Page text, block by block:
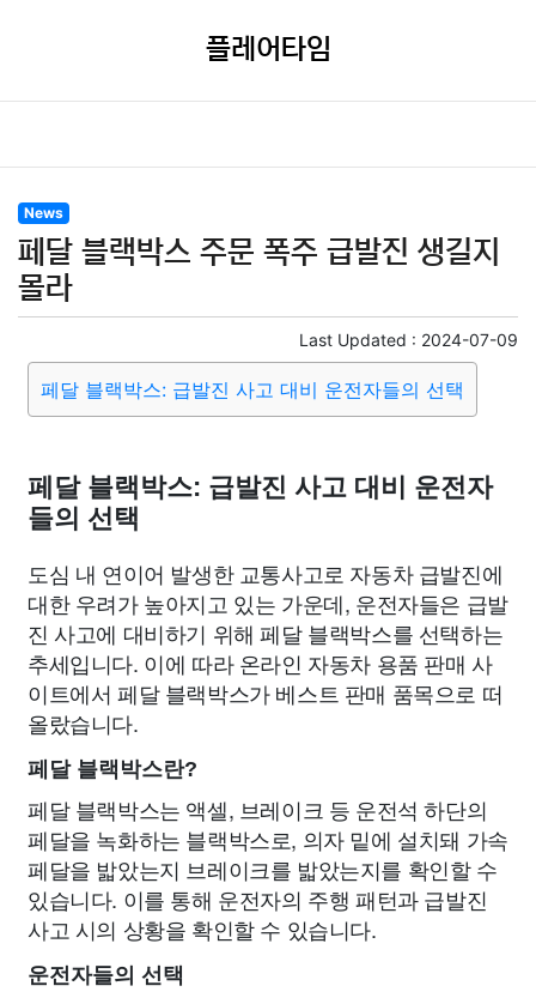
플레어타임
News
페달 블랙박스 주문 폭주 급발진 생길지
몰라
Last Updated : 2024-07-09
페달 블랙박스: 급발진 사고 대비 운전자들의 선택
페달 블랙박스: 급발진 사고 대비 운전자
들의 선택
도심 내 연이어 발생한 교통사고로 자동차 급발진에
대한 우려가 높아지고 있는 가운데, 운전자들은 급발
진 사고에 대비하기 위해 페달 블랙박스를 선택하는
추세입니다. 이에 따라 온라인 자동차 용품 판매 사
이트에서 페달 블랙박스가 베스트 판매 품목으로 떠
올랐습니다.
페달 블랙박스란?
페달 블랙박스는 액셀, 브레이크 등 운전석 하단의
페달을 녹화하는 블랙박스로, 의자 밑에 설치돼 가속
페달을 밟았는지 브레이크를 밟았는지를 확인할 수
있습니다. 이를 통해 운전자의 주행 패턴과 급발진
사고 시의 상황을 확인할 수 있습니다.
운전자들의 선택